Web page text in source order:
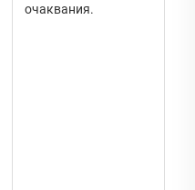
очаквания.